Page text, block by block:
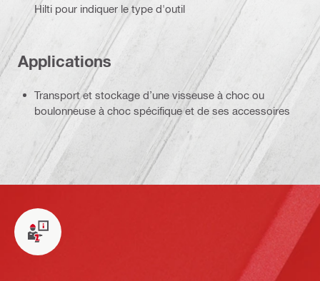
Hilti pour indiquer le type d'outil
Applications
Transport et stockage d’une visseuse à choc ou
boulonneuse à choc spécifique et de ses accessoires